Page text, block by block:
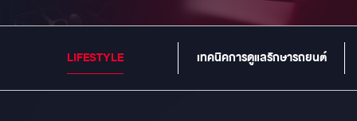
LIFESTYLE เทคนิคการดูแลรักษารถยนต์